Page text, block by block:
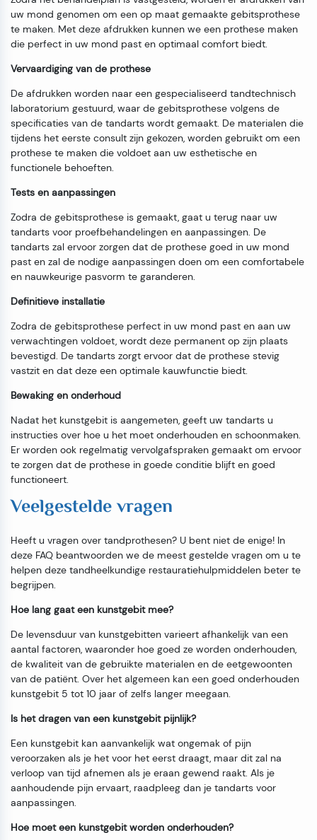
uw mond genomen om een op maat gemaakte gebitsprothese
te maken. Met deze afdrukken kunnen we een prothese maken
die perfect in uw mond past en optimaal comfort biedt.
Vervaardiging van de prothese
De afdrukken worden naar een gespecialiseerd tandtechnisch
laboratorium gestuurd, waar de gebitsprothese volgens de
specificaties van de tandarts wordt gemaakt. De materialen die
tijdens het eerste consult zijn gekozen, worden gebruikt om een
prothese te maken die voldoet aan uw esthetische en
functionele behoeften.
Tests en aanpassingen
Zodra de gebitsprothese is gemaakt, gaat u terug naar uw
tandarts voor proefbehandelingen en aanpassingen. De
tandarts zal ervoor zorgen dat de prothese goed in uw mond
past en zal de nodige aanpassingen doen om een comfortabele
en nauwkeurige pasvorm te garanderen.
Definitieve installatie
Zodra de gebitsprothese perfect in uw mond past en aan uw
verwachtingen voldoet, wordt deze permanent op zijn plaats
bevestigd. De tandarts zorgt ervoor dat de prothese stevig
vastzit en dat deze een optimale kauwfunctie biedt.
Bewaking en onderhoud
Nadat het kunstgebit is aangemeten, geeft uw tandarts u
instructies over hoe u het moet onderhouden en schoonmaken.
Er worden ook regelmatig vervolgafspraken gemaakt om ervoor
te zorgen dat de prothese in goede conditie blijft en goed
functioneert.
Veelgestelde vragen
Heeft u vragen over tandprothesen? U bent niet de enige! In
deze FAQ beantwoorden we de meest gestelde vragen om u te
helpen deze tandheelkundige restauratiehulpmiddelen beter te
begrijpen.
Hoe lang gaat een kunstgebit mee?
De levensduur van kunstgebitten varieert afhankelijk van een
aantal factoren, waaronder hoe goed ze worden onderhouden,
de kwaliteit van de gebruikte materialen en de eetgewoonten
van de patiënt. Over het algemeen kan een goed onderhouden
kunstgebit 5 tot 10 jaar of zelfs langer meegaan.
Is het dragen van een kunstgebit pijnlijk?
Een kunstgebit kan aanvankelijk wat ongemak of pijn
veroorzaken als je het voor het eerst draagt, maar dit zal na
verloop van tijd afnemen als je eraan gewend raakt. Als je
aanhoudende pijn ervaart, raadpleeg dan je tandarts voor
aanpassingen.
Hoe moet een kunstgebit worden onderhouden?